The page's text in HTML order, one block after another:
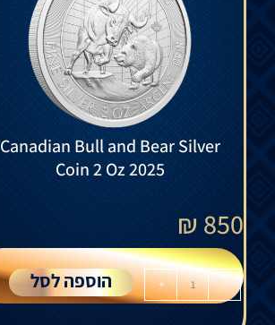
Canadian Bull and Bear Silver
Coin 2 Oz 2025
850
₪
-
+ הוספה לסל